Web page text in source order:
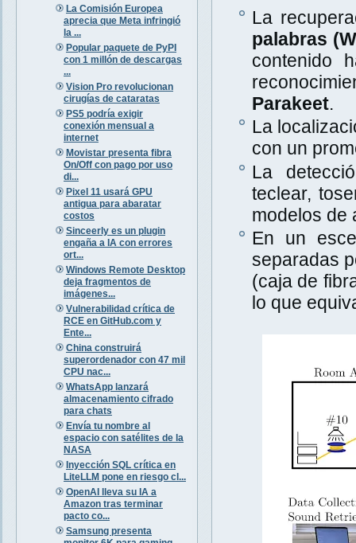
La Comisión Europea
aprecia que Meta infringió
la ...
Popular paquete de PyPI
con 1 millón de descargas
...
Vision Pro revolucionan
cirugías de cataratas
PS5 podría exigir
conexión mensual a
internet
Movistar presenta fibra
On/Off con pago por uso
di...
Pixel 11 usará GPU
antigua para abaratar
costos
Sinceerly es un plugin
engaña a IA con errores
ort...
Windows Remote Desktop
deja fragmentos de
imágenes...
Vulnerabilidad crítica de
RCE en GitHub.com y
Ente...
China construirá
superordenador con 47 mil
CPU nac...
WhatsApp lanzará
almacenamiento cifrado
para chats
Envía tu nombre al
espacio con satélites de la
NASA
Inyección SQL crítica en
LiteLLM pone en riesgo cl...
OpenAI lleva su IA a
Amazon tras terminar
pacto co...
Samsung presenta
La
palabras
contenido
Parakeet.
La
con un
La
teclear,
modelos de
En un
separadas
(caja de
lo que